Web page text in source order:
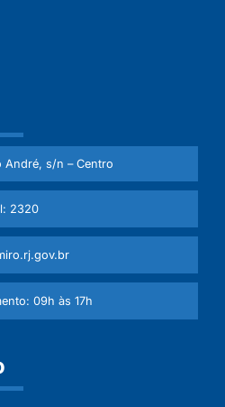
André, s/n – Centro
2320
09h às 17h